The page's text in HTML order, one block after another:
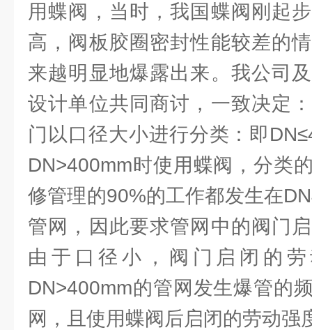
用蝶阀，当时，我国蝶阀刚起
高，阀板胶圈密封性能较差的
来越明显地爆露出来。我公司
设计单位共同商讨，一致决定
门以口径大小进行分类：即
DN>400mm时使用蝶阀，分类
修管理的90%的工作都发生在
管网，因此要求管网中的阀门
由于口径小，阀门启闭的
DN>400mm的管网发生爆管的
网，且使用蝶阀后启闭的劳动强